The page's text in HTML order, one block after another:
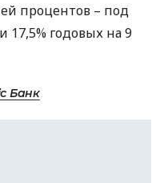
процентов – под
17,5% годовых на 9
Банк